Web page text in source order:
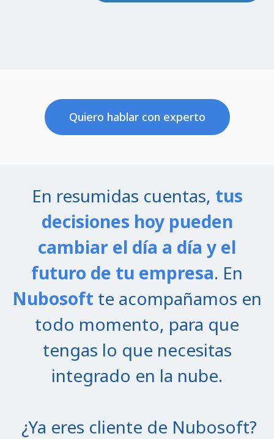
Quiero hablar con experto
En resumidas cuentas, tus
decisiones hoy pueden
cambiar el día a día y el
futuro de tu empresa. En
Nubosoft te acompañamos en
todo momento, para que
tengas lo que necesitas
integrado en la nube.
¿Ya eres cliente de Nubosoft?